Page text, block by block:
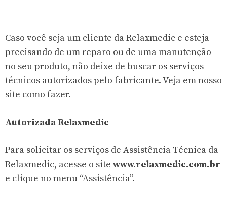
Caso você seja um cliente da Relaxmedic e esteja
precisando de um reparo ou de uma manutenção
no seu produto, não deixe de buscar os serviços
técnicos autorizados pelo fabricante. Veja em nosso
site como fazer.
Autorizada Relaxmedic
Para solicitar os serviços de Assistência Técnica da
Relaxmedic, acesse o site www.relaxmedic.com.br
e clique no menu “Assistência”.